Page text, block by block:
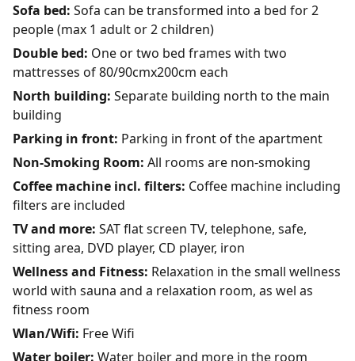
Sofa bed: Sofa can be transformed into a bed for 2
people (max 1 adult or 2 children)
Double bed: One or two bed frames with two
mattresses of 80/90cmx200cm each
North building: Separate building north to the main
building
Parking in front: Parking in front of the apartment
Non-Smoking Room: All rooms are non-smoking
Coffee machine incl. filters: Coffee machine including
filters are included
TV and more: SAT flat screen TV, telephone, safe,
sitting area, DVD player, CD player, iron
Wellness and Fitness: Relaxation in the small wellness
world with sauna and a relaxation room, as wel as
fitness room
Wlan/Wifi: Free Wifi
Water boiler: Water boiler and more in the room